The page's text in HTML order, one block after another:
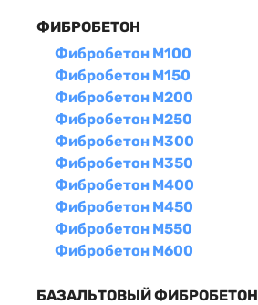
ФИБРОБЕТОН
Фибробетон М100
Фибробетон М150
Фибробетон М200
Фибробетон М250
Фибробетон М300
Фибробетон М350
Фибробетон М400
Фибробетон М450
Фибробетон М550
Фибробетон М600
БАЗАЛЬТОВЫЙ ФИБРОБЕТОН